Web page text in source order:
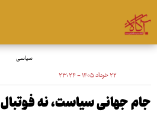
سیاسی
۲۲ خرداد ۱۴۰۵ - ۲۳:۲۴
جام جهانی سیاست، نه فوتبال